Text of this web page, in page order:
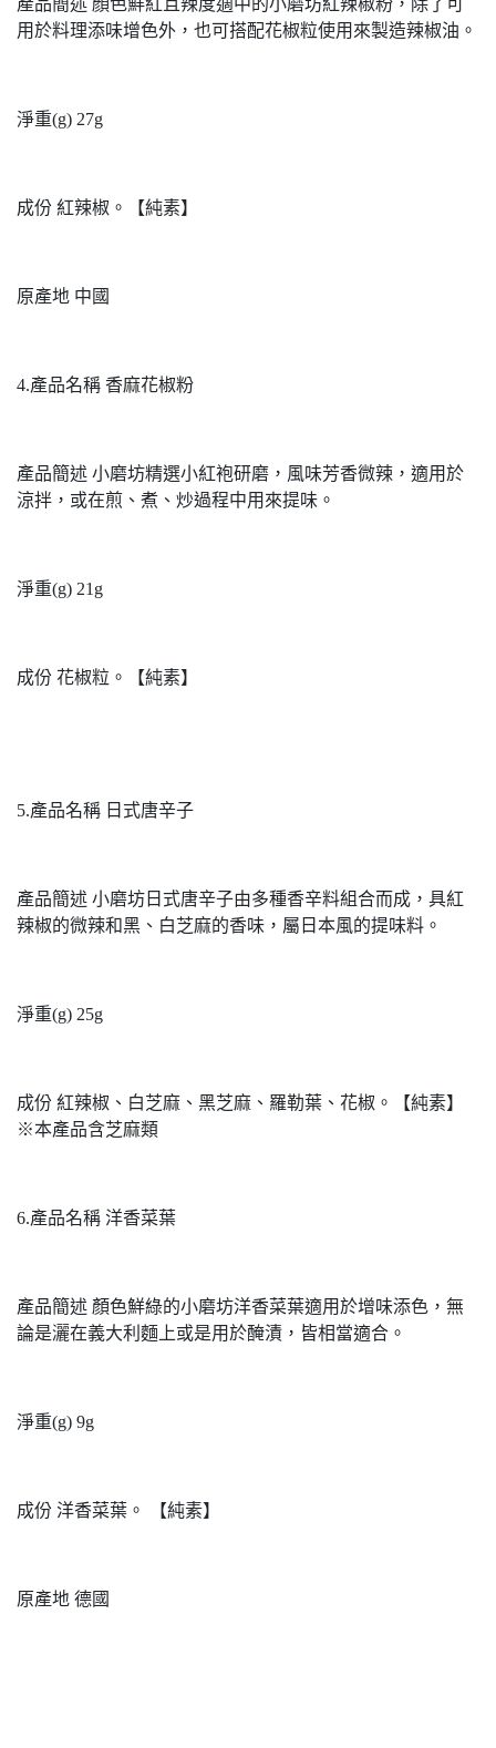
產品簡述 顏色鮮紅且辣度適中的小磨坊紅辣椒粉，除了可
用於料理添味增色外，也可搭配花椒粒使用來製造辣椒油。
淨重(g) 27g
成份 紅辣椒。【純素】
原產地 中國
4.產品名稱 香麻花椒粉
產品簡述 小磨坊精選小紅袍研磨，風味芳香微辣，適用於
涼拌，或在煎、煮、炒過程中用來提味。
淨重(g) 21g
成份 花椒粒。【純素】
5.產品名稱 日式唐辛子
產品簡述 小磨坊日式唐辛子由多種香辛料組合而成，具紅
辣椒的微辣和黑、白芝麻的香味，屬日本風的提味料。
淨重(g) 25g
成份 紅辣椒、白芝麻、黑芝麻、羅勒葉、花椒。【純素】
※本產品含芝麻類
6.產品名稱 洋香菜葉
產品簡述 顏色鮮綠的小磨坊洋香菜葉適用於增味添色，無
論是灑在義大利麵上或是用於醃漬，皆相當適合。
淨重(g) 9g
成份 洋香菜葉。 【純素】
原產地 德國